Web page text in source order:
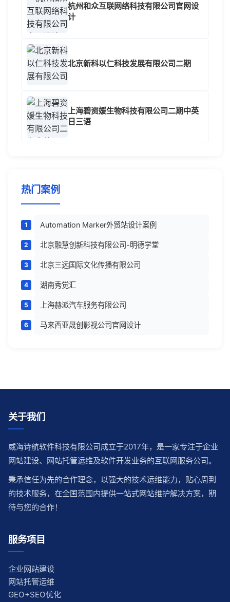
杭州和众互联网络科技有限公司官网设
计
北京新科以仁科技发展有限公司二期
上海碧资媛生物科技有限公司二期中英
日三语
热门案例
Automation Marker外贸站设计案例
北京融慧创新科技有限公司-明德学堂
北京三远国际文化传播有限公司
湖南秀觉汇
上海赫派汽车服务有限公司
马来西亚晟创影视公司官网设计
关于我们
威海诗航软件科技有限公司成立于2017年，是一家专注于企业
网站建设、网站托管运维及软件开发业务的互联网服务公司。
秉承信任为先的合作理念，以强大的技术运维能力，贴心周到
的技术服务，在全国范围内提供一站式网站维护解决方案，期
待与您的合作！
服务项目
企业网站建设
网站托管运维
GEO+SEO优化